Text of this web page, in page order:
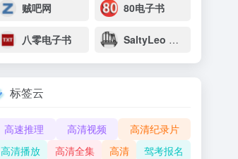
贼吧网 80电子书
八零电子书 SaltyLeo 的书架
标签云
高速推理 高清视频
高清纪录片
高清播放
高清全集 高清
驾考报名